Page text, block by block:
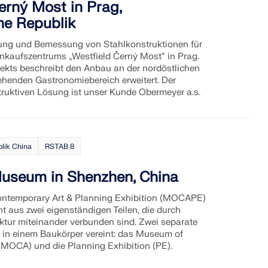
Most in Prag,
Republik
und Bemessung von Stahlkonstruktionen für
„Westfield Černý Most“ in Prag.
beschreibt den Anbau an der nordöstlichen
Gastronomiebereich erweitert. Der
Lösung ist unser Kunde Obermeyer a.s.
China RSTAB 8
in Shenzhen, China
Art & Planning Exhibition (MOCAPE)
aus zwei eigenständigen Teilen, die durch
miteinander verbunden sind. Zwei separate
einem Baukörper vereint: das Museum of
und die Planning Exhibition (PE).